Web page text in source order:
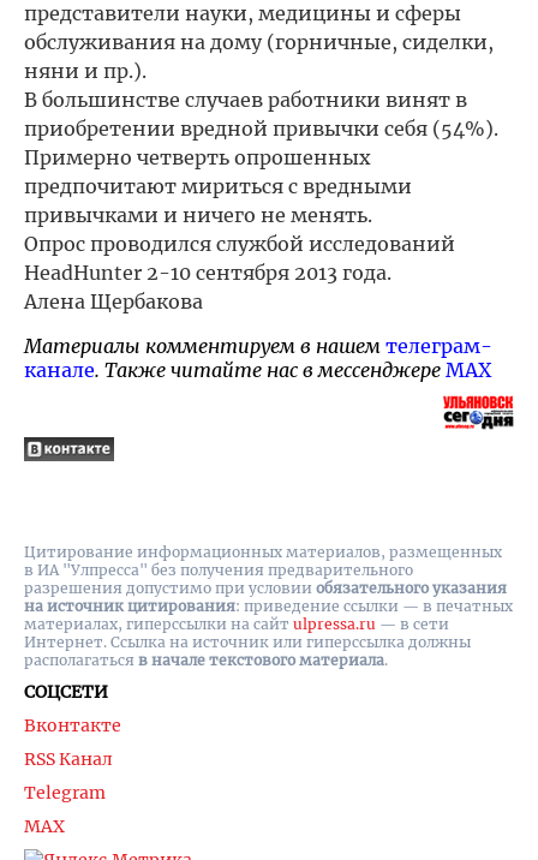
представители науки, медицины и сферы
обслуживания на дому (горничные, сиделки,
няни и пр.).
В большинстве случаев работники винят в
приобретении вредной привычки себя (54%).
Примерно четверть опрошенных
предпочитают мириться с вредными
привычками и ничего не менять.
Опрос проводился службой исследований
HeadHunter 2-10 сентября 2013 года.
Алена Щербакова
Материалы комментируем в нашем телеграм-
канале. Также читайте нас в мессенджере MAX
СОЦСЕТИ
Вконтакте
RSS Канал
Telegram
MAX
Цитирование информационных материалов, размещенных
в ИА "Улпресса" без получения предварительного
разрешения допустимо при условии обязательного указания
на источник цитирования: приведение ссылки — в печатных
материалах, гиперссылки на cайт ulpressa.ru — в сети
Интернет. Ссылка на источник или гиперссылка должны
располагаться в начале текстового материала.